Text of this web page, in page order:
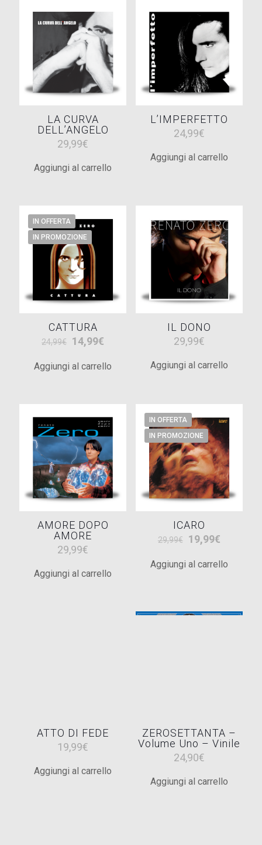
LA CURVA
DELL’ANGELO
29,99€
Aggiungi al carrello
L’IMPERFETTO
24,99€
Aggiungi al carrello
IN OFFERTA
IN PROMOZIONE
CATTURA
24,99€ Il
originale
14,99€
attuale
Aggiungi al carrello
IL DONO
29,99€
Aggiungi al carrello
AMORE DOPO
AMORE
29,99€
Aggiungi al carrello
IN OFFERTA
IN PROMOZIONE
ICARO
29,99€ Il
originale
19,99€Il
attuale
Aggiungi al carrello
ATTO DI FEDE
19,99€
Aggiungi al carrello
ZEROSETTANTA –
Volume Uno – Vinile
24,90€
Aggiungi al carrello